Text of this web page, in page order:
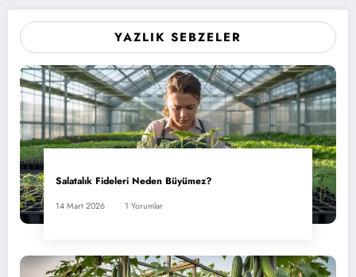
YAZLIK SEBZELER
Salatalık Fideleri Neden Büyümez?
14 Mart 2026 1 Yorumlar